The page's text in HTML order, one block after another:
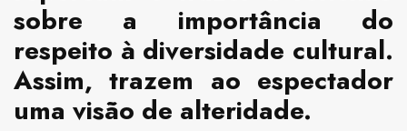
sobre a importância do
respeito à diversidade cultural.
Assim, trazem ao espectador
uma visão de alteridade.